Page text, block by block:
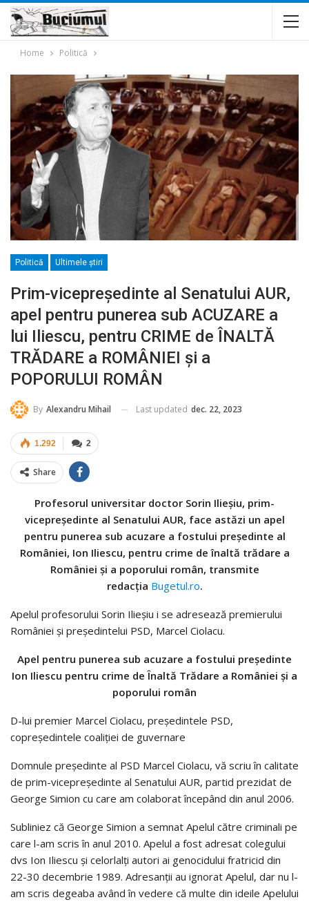
Home Politică
Politică Ultimele ştiri
Prim-vicepreședinte al Senatului AUR,
apel pentru punerea sub ACUZARE a
lui Iliescu, pentru CRIME de ÎNALTĂ
TRĂDARE a ROMÂNIEI și a
POPORULUI ROMÂN
By Alexandru Mihail Last updated dec. 22, 2023
2
1.292
Share
Profesorul universitar doctor Sorin Ilieșiu, prim-
vicepreședinte al Senatului AUR, face astăzi un apel
pentru punerea sub acuzare a fostului președinte al
României, Ion Iliescu, pentru crime de înaltă trădare a
României și a poporului român, transmite
redacția Bugetul.ro.
Apelul profesorului Sorin Ilieșiu i se adresează premierului
României și președintelui PSD, Marcel Ciolacu.
Apel pentru punerea sub acuzare a fostului președinte
Ion Iliescu pentru crime de Înaltă Trădare a României și a
poporului român
D-lui premier Marcel Ciolacu, președintele PSD,
copreședintele coaliției de guvernare
Domnule președinte al PSD Marcel Ciolacu, vă scriu în calitate
de prim-vicepreședinte al Senatului AUR, partid prezidat de
George Simion cu care am colaborat începând din anul 2006.
Subliniez că George Simion a semnat Apelul către criminali pe
care l-am scris în anul 2010. Apelul a fost adresat colegului
dvs Ion Iliescu și celorlalți autori ai genocidului fratricid din
22-30 decembrie 1989. Adresanții au ignorat Apelul, dar nu l-
am scris degeaba având în vedere că multe din ideile Apelului